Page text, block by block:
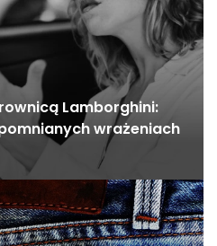
Lamborghini:
wrażeniach